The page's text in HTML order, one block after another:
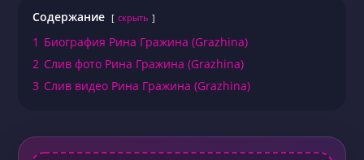
Содержание скрыть
1 Биография Рина Гражина (Grazhina)
2 Слив фото Рина Гражина (Grazhina)
3 Слив видео Рина Гражина (Grazhina)